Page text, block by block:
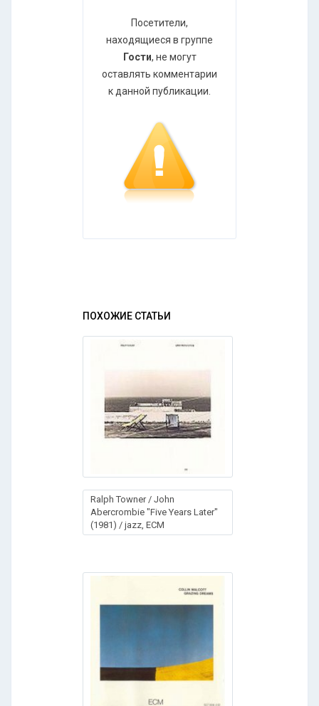
Посетители,
находящиеся в группе
Гости, не могут
оставлять комментарии
к данной публикации.
ПОХОЖИЕ СТАТЬИ
Ralph Towner / John
Abercrombie "Five Years Later"
(1981) / jazz, ECM